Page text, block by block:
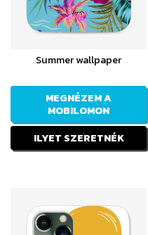
Summer wallpaper
MEGNÉZEM A
MOBILOMON
ILYET SZERETNÉK